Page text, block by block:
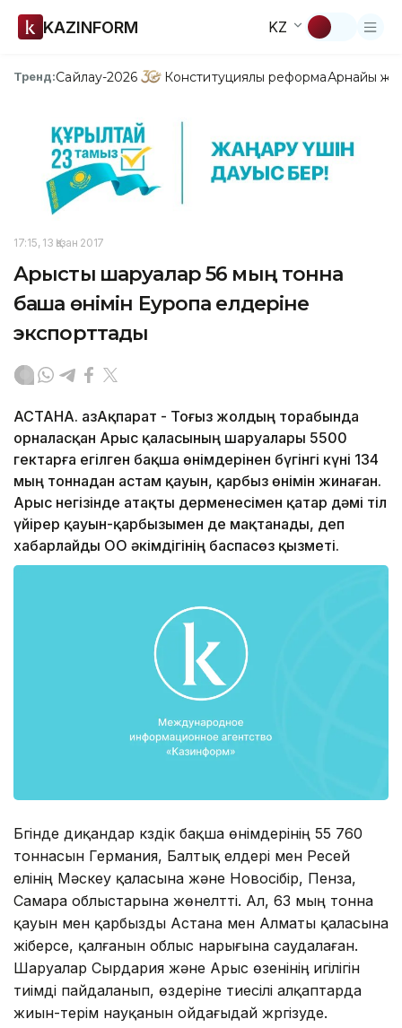
KAZINFORM KZ
Тренд:Сайлау-2026 Конституциялық реформаАрнайы
17:15, 13 Қазан 2017
Арыстық шаруалар 56 мың тонна
бақша өнімін Еуропа елдеріне
экспорттады
АСТАНА. ҚазАқпарат - Тоғыз жолдың торабында
орналасқан Арыс қаласының шаруалары 5500
гектарға егілген бақша өнімдерінен бүгінгі күні 134
мың тоннадан астам қауын, қарбыз өнімін жинаған.
Арыс негізінде атақты дерменесімен қатар дәмі тіл
үйірер қауын-қарбызымен де мақтанады, деп
хабарлайды ОҚО әкімдігінің баспасөз қызметі.
Бүгінде диқандар күздік бақша өнімдерінің 55 760
тоннасын Германия, Балтық елдері мен Ресей
елінің Мәскеу қаласына және Новосібір, Пенза,
Самара облыстарына жөнелтті. Ал, 63 мың тонна
қауын мен қарбызды Астана мен Алматы қаласына
жіберсе, қалғанын облыс нарығына саудалаған.
Шаруалар Сырдария және Арыс өзенініӊ игілігін
тиімді пайдаланып, өздеріне тиесілі алқаптарда
жиын-терім науқанын ойдағыдай жүргізуде.